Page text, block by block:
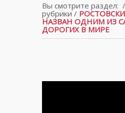
Вы смотрите раздел: /
рубрики/
НАЗВАН ОДНИМ ИЗ
ДОРОГИХ В МИРЕ